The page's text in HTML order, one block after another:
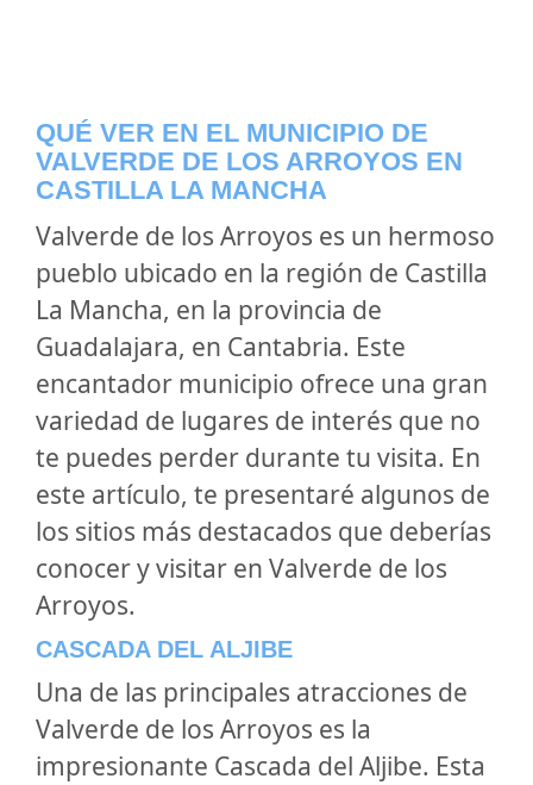
QUÉ VER EN EL MUNICIPIO DE
VALVERDE DE LOS ARROYOS EN
CASTILLA LA MANCHA
Valverde de los Arroyos es un hermoso
pueblo ubicado en la región de Castilla
La Mancha, en la provincia de
Guadalajara, en Cantabria. Este
encantador municipio ofrece una gran
variedad de lugares de interés que no
te puedes perder durante tu visita. En
este artículo, te presentaré algunos de
los sitios más destacados que deberías
conocer y visitar en Valverde de los
Arroyos.
CASCADA DEL ALJIBE
Una de las principales atracciones de
Valverde de los Arroyos es la
impresionante Cascada del Aljibe. Esta